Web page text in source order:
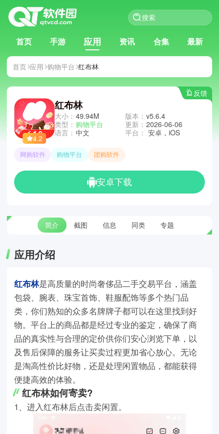
首页 手游 应用 资讯 合集 最新
首页 应用 购物平台 红布林
反馈
4.2
红布林
大小： 49.94M
类型： 购物平台
语言： 中文
版本： v5.6.4
更新： 2026-06-06
平台： 安卓，iOS
网购软件 购物平台 团购软件
安卓下载
简介 截图 信息 同类 专题
应用介绍
红布林是高质量的时尚奢侈品二手交易平台，涵盖
包袋、腕表、珠宝首饰、鞋服配饰等多个热门品
类，你们熟知的众多名牌牌子都可以在这里找到好
物。平台上的商品都是经过专业的鉴定，确保了商
品的真实性与合理的定价供你们安心浏览下单，以
及售后保障的服务让买卖过程更加省心放心。无论
是淘高性价比好物，还是处理闲置物品，都能获得
便捷高效的体验。
红布林如何寄卖?
1、进入红布林后点击卖闲置。